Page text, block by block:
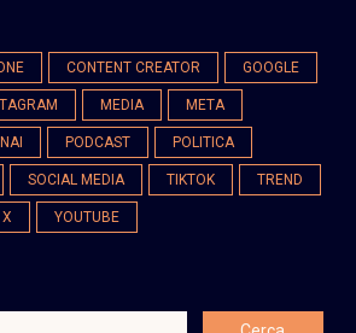
CONTENT CREATOR GOOGLE
MEDIA META
PODCAST POLITICA
SOCIAL MEDIA TIKTOK TREND
X YOUTUBE